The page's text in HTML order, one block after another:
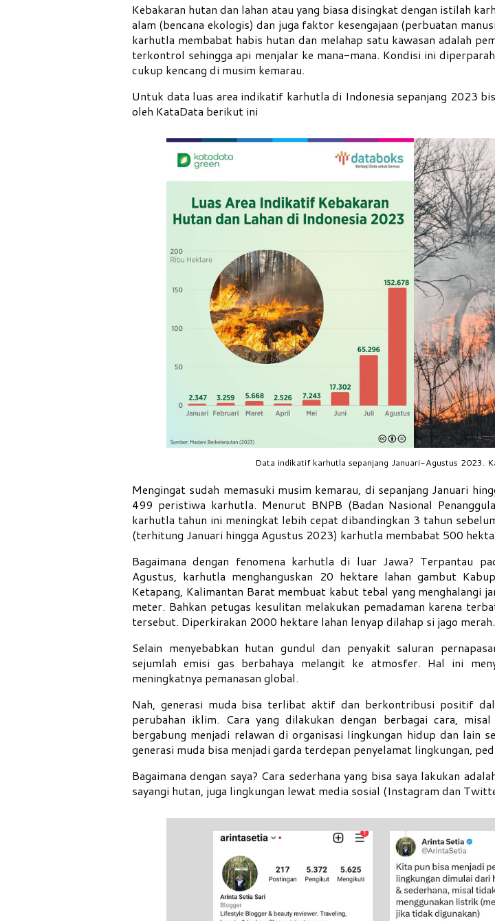
Kebakaran hutan dan lahan atau yang biasa disingkat dengan istilah
alam (bencana ekologis) dan juga faktor kesengajaan (perbuatan
karhutla membabat habis hutan dan melahap satu kawasan adalah
terkontrol sehingga api menjalar ke mana-mana. Kondisi ini
cukup kencang di musim kemarau.
Untuk data luas area indikatif karhutla di Indonesia sepanjang 2023
oleh KataData berikut ini
Data indikatif karhutla sepanjang Januari-Agustus 2023.
Mengingat sudah memasuki musim kemarau, di sepanjang Januari
499 peristiwa karhutla. Menurut BNPB (Badan Nasional
karhutla tahun ini meningkat lebih cepat dibandingkan 3 tahun
(terhitung Januari hingga Agustus 2023) karhutla membabat 500
Bagaimana dengan fenomena karhutla di luar Jawa? Terpantau
Agustus, karhutla menghanguskan 20 hektare lahan gambut
Ketapang, Kalimantan Barat membuat kabut tebal yang menghalangi
meter. Bahkan petugas kesulitan melakukan pemadaman karena
tersebut. Diperkirakan 2000 hektare lahan lenyap dilahap si jago merah.
Selain menyebabkan hutan gundul dan penyakit saluran
sejumlah emisi gas berbahaya melangit ke atmosfer. Hal ini
meningkatnya pemanasan global.
Nah, generasi muda bisa terlibat aktif dan berkontribusi positif
perubahan iklim. Cara yang dilakukan dengan berbagai cara,
bergabung menjadi relawan di organisasi lingkungan hidup dan lain
generasi muda bisa menjadi garda terdepan penyelamat lingkungan,
Bagaimana dengan saya? Cara sederhana yang bisa saya lakukan
sayangi hutan, juga lingkungan lewat media sosial (Instagram dan